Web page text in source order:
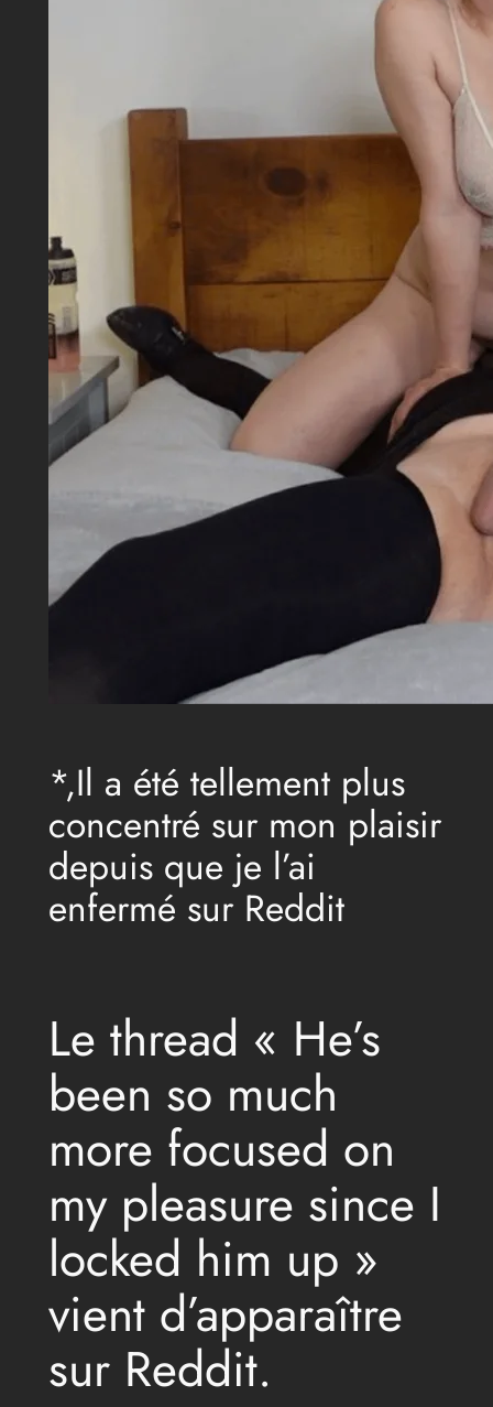
*,Il a été tellement plus
concentré sur mon plaisir
depuis que je l’ai
enfermé sur Reddit
Le thread « He’s
been so much
more focused on
my pleasure since I
locked him up »
vient d’apparaître
sur Reddit.